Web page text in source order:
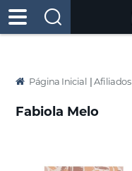
Página Inicial | Afiliados
Fabiola Melo